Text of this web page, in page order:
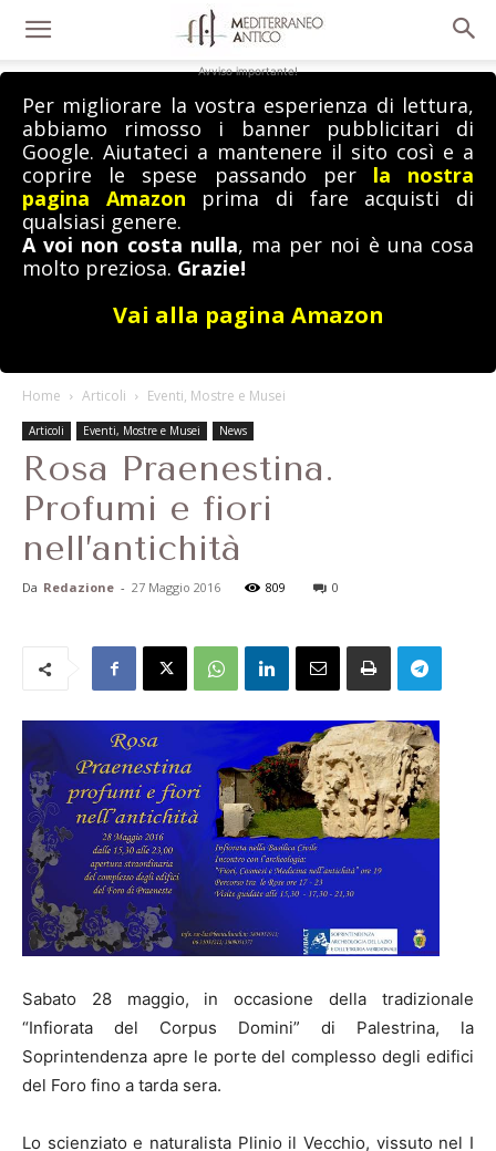
Avviso importante!
Per migliorare la vostra esperienza di lettura,
abbiamo rimosso i banner pubblicitari di
Google. Aiutateci a mantenere il sito così e a
coprire le spese passando per la nostra
pagina Amazon prima di fare acquisti di
qualsiasi genere.
A voi non costa nulla, ma per noi è una cosa
molto preziosa. Grazie!
Vai alla pagina Amazon
Home Articoli Eventi, Mostre e Musei
Articoli Eventi, Mostre e Musei News
Rosa Praenestina.
Profumi e fiori
nell’antichità
Da Redazione - 27 Maggio 2016 809 0
Sabato 28 maggio, in occasione della tradizionale
“Infiorata del Corpus Domini” di Palestrina, la
Soprintendenza apre le porte del complesso degli edifici
del Foro fino a tarda sera.
Lo scienziato e naturalista Plinio il Vecchio, vissuto nel I